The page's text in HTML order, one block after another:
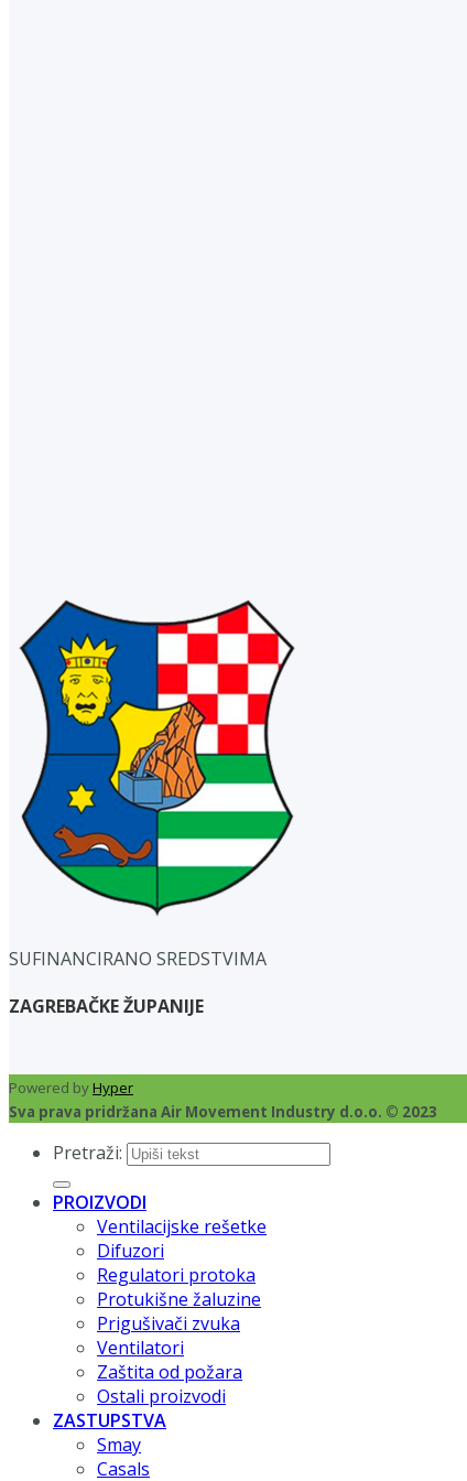
SUFINANCIRANO SREDSTVIMA
ZAGREBAČKE ŽUPANIJE
Powered byHyper
Sva prava pridržana Air Movement Industry d.o.o. © 2023
Pretraži:
PROIZVODI
Ventilacijske rešetke
Difuzori
Regulatori protoka
Protukišne žaluzine
Prigušivači zvuka
Ventilatori
Zaštita od požara
Ostali proizvodi
ZASTUPSTVA
Smay
Casals